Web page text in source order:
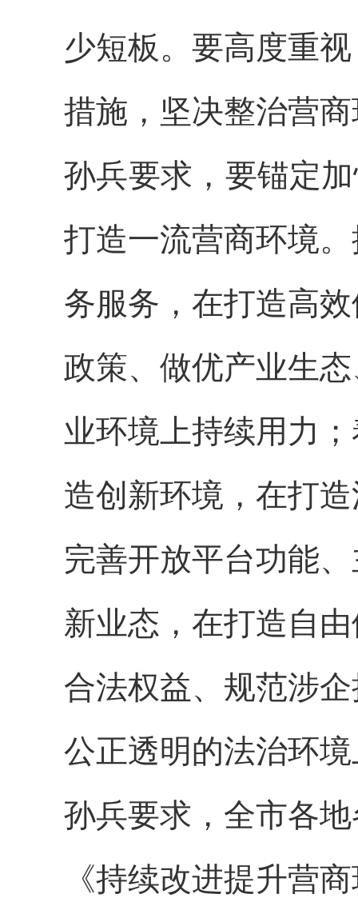
少短板。要高度重
措施，坚决整治营
孙兵要求，要锚定
打造一流营商环境
务服务，在打造高
政策、做优产业生
业环境上持续用力
造创新环境，在打
完善开放平台功能
新业态，在打造自
合法权益、规范涉
公正透明的法治环
孙兵要求，全市各
《持续改进提升营